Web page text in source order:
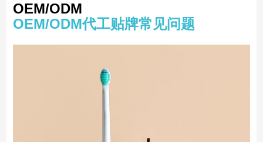
OEM/ODM
OEM/ODM代工贴牌常见问题